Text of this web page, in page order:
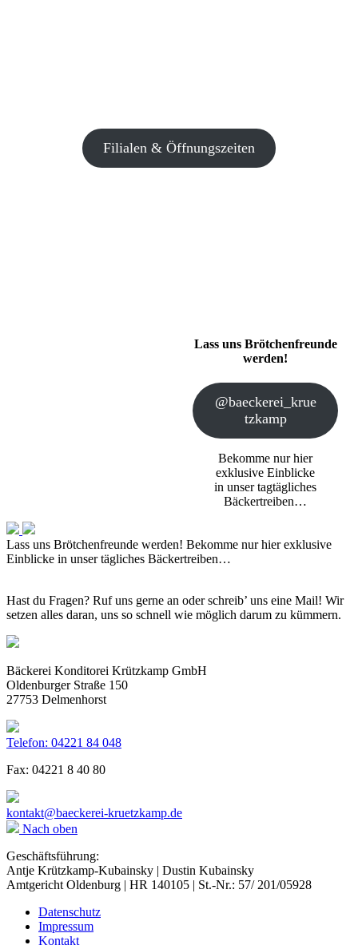
Filialen & Öffnungszeiten
Lass uns Brötchenfreunde
werden!
@baeckerei_krue
tzkamp
Bekomme nur hier
exklusive Einblicke
in unser tagtägliches
Bäckertreiben…
Lass uns Brötchenfreunde werden! Bekomme nur hier exklusive
Einblicke in unser tägliches Bäckertreiben…
Hast du Fragen? Ruf uns gerne an oder schreib’ uns eine Mail! Wir
setzen alles daran, uns so schnell wie möglich darum zu kümmern.
Bäckerei Konditorei Krützkamp GmbH
Oldenburger Straße 150
27753 Delmenhorst
Telefon: 04221 84 048
Fax: 04221 8 40 80
kontakt@baeckerei-kruetzkamp.de
Nach oben
Geschäftsführung:
Antje Krützkamp-Kubainsky | Dustin Kubainsky
Amtgericht Oldenburg | HR 140105 | St.-Nr.: 57/ 201/05928
Datenschutz
Impressum
Kontakt